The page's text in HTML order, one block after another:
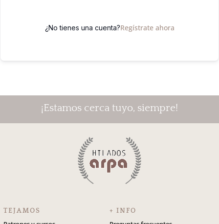
¿No tienes una cuenta?Regístrate ahora
¡Estamos cerca tuyo, siempre!
TEJAMOS + INFO